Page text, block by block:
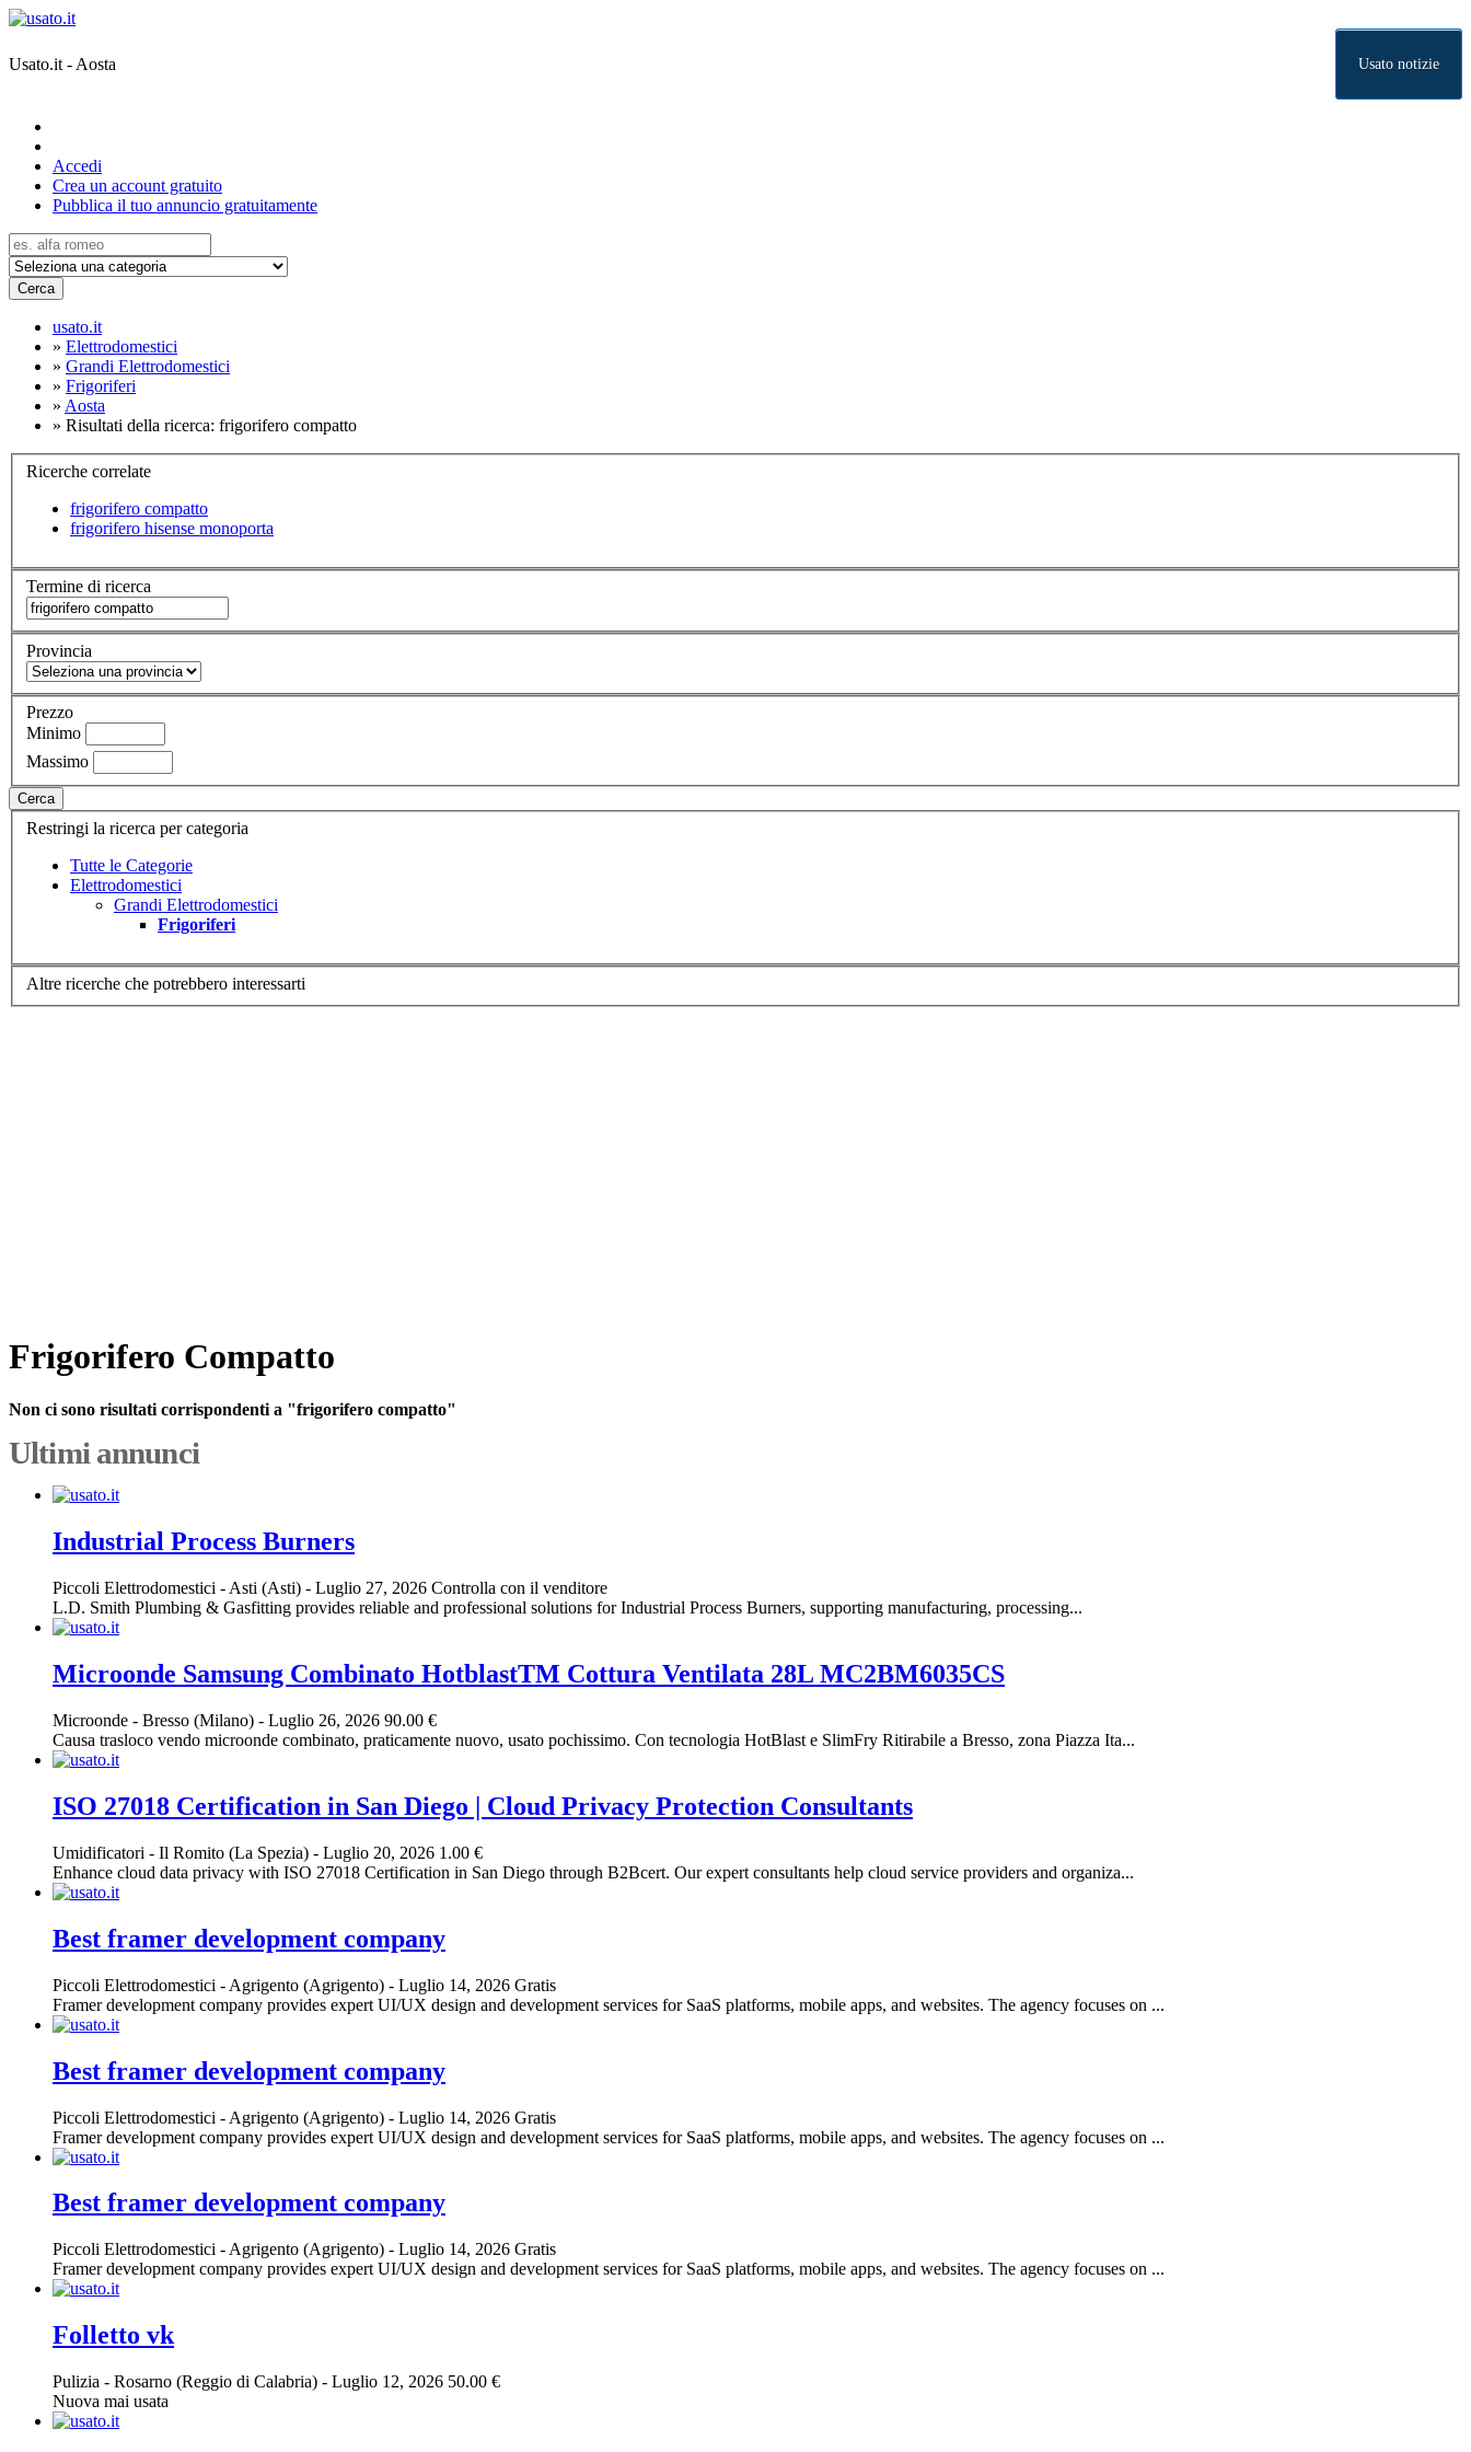
Usato.it - Aosta Usato notizie
Accedi
Crea un account gratuito
Pubblica il tuo annuncio gratuitamente
Cerca
usato.it
» Elettrodomestici
» Grandi Elettrodomestici
» Frigoriferi
» Aosta
» Risultati della ricerca: frigorifero compatto
Ricerche correlate
frigorifero compatto
frigorifero hisense monoporta
Termine di ricerca
Provincia
Prezzo
Minimo
Massimo
Cerca
Restringi la ricerca per categoria
Tutte le Categorie
Elettrodomestici
Grandi Elettrodomestici
Frigoriferi
Altre ricerche che potrebbero interessarti
Frigorifero Compatto
Non ci sono risultati corrispondenti a "frigorifero compatto"
Ultimi annunci
Industrial Process Burners
Piccoli Elettrodomestici - Asti (Asti) - Luglio 27, 2026 Controlla con il venditore
L.D. Smith Plumbing & Gasfitting provides reliable and professional solutions for Industrial Process Burners, supporting manufacturing, processing...
Microonde Samsung Combinato HotblastTM Cottura Ventilata 28L MC2BM6035CS
Microonde - Bresso (Milano) - Luglio 26, 2026 90.00 €
Causa trasloco vendo microonde combinato, praticamente nuovo, usato pochissimo. Con tecnologia HotBlast e SlimFry Ritirabile a Bresso, zona Piazza Ita...
ISO 27018 Certification in San Diego | Cloud Privacy Protection Consultants
Umidificatori - Il Romito (La Spezia) - Luglio 20, 2026 1.00 €
Enhance cloud data privacy with ISO 27018 Certification in San Diego through B2Bcert. Our expert consultants help cloud service providers and organiza...
Best framer development company
Piccoli Elettrodomestici - Agrigento (Agrigento) - Luglio 14, 2026 Gratis
Framer development company provides expert UI/UX design and development services for SaaS platforms, mobile apps, and websites. The agency focuses on ...
Best framer development company
Piccoli Elettrodomestici - Agrigento (Agrigento) - Luglio 14, 2026 Gratis
Framer development company provides expert UI/UX design and development services for SaaS platforms, mobile apps, and websites. The agency focuses on ...
Best framer development company
Piccoli Elettrodomestici - Agrigento (Agrigento) - Luglio 14, 2026 Gratis
Framer development company provides expert UI/UX design and development services for SaaS platforms, mobile apps, and websites. The agency focuses on ...
Folletto vk
Pulizia - Rosarno (Reggio di Calabria) - Luglio 12, 2026 50.00 €
Nuova mai usata